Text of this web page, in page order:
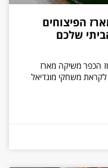
הפיצוחים
שלכם
הכפר משיקה מארז
חגיגי במשקל 500 גרם לקראת משחקי מונדיאל